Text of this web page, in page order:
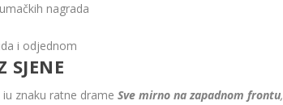
nagrada
i odjednom
SJENE
iu znaku ratne drameSve mirno na zapadnom frontu,